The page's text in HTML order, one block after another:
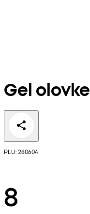
Gel olovke
PLU: 280604
8